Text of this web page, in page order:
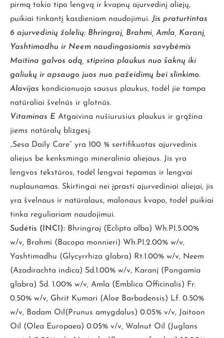
pirmą tokio tipo lengvą ir kvapnų ajurvedinį aliejų,
puikiai tinkantį kasdieniam naudojimui. Jis praturtintas
6 ajurvedinių žolelių: Bhringraj, Brahmi, Amla, Karanj,
Yashtimadhu ir Neem naudingosiomis savybėmis
Maitina galvos odą, stiprina plaukus nuo šaknų iki
galiukų ir apsaugo juos nuo pažeidimų bei slinkimo.
Alavijas kondicionuoja sausus plaukus, todėl jie tampa
natūraliai švelnūs ir glotnūs.
Vitaminas E Atgaivina nušiurusius plaukus ir grąžina
jiems natūralų blizgesį.
„Sesa Daily Care” yra 100 % sertifikuotas ajurvedinis
aliejus be kenksmingo mineralinio aliejaus. Jis yra
lengvos tekstūros, todėl lengvai tepamas ir lengvai
nuplaunamas. Skirtingai nei įprasti ajurvediniai aliejai, jis
yra švelnaus ir natūralaus, malonaus kvapo, todėl puikiai
tinka reguliariam naudojimui.
Sudėtis (INCI): Bhringraj (Eclipta alba) Wh.PI.5.00%
w/v, Brahmi (Bacopa monnieri) Wh.PI.2.00% w/v,
Yashtimadhu (Glycyrrhiza glabra) Rt.1.00% w/v, Neem
(Azadirachta indica) Sd.1.00% w/v, Karanj (Pongamia
glabra) Sd. 1.00% w/v, Amla (Emblica Officinalis) Fr.
0.50% w/v, Ghrit Kumari (Aloe Barbadensis) Lf. 0.50%
w/v, Badam Oil(Prunus amygdalus) 0.05% v/v, Jaitoon
Oil (Olea Europaea) 0.05% v/v, Walnut Oil (Juglans